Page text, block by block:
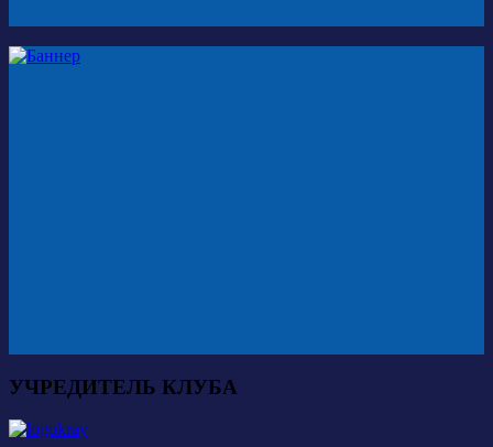
УЧРЕДИТЕЛЬ КЛУБА